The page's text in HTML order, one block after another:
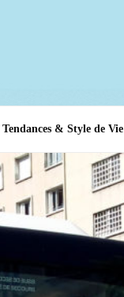
Tendances & Style de Vie